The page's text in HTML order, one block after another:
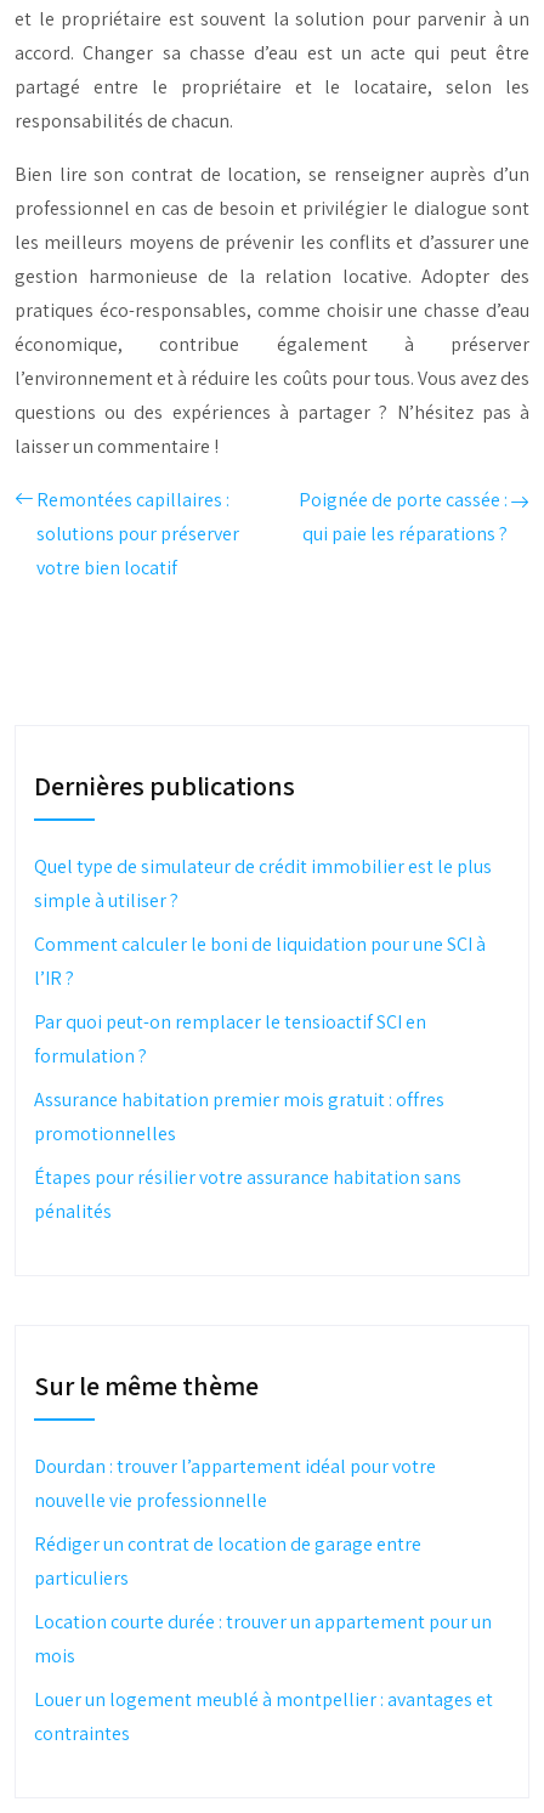
et le propriétaire est souvent la solution pour parvenir à un
accord. Changer sa chasse d’eau est un acte qui peut être
partagé entre le propriétaire et le locataire, selon les
responsabilités de chacun.
Bien lire son contrat de location, se renseigner auprès d’un
professionnel en cas de besoin et privilégier le dialogue sont
les meilleurs moyens de prévenir les conflits et d’assurer une
gestion harmonieuse de la relation locative. Adopter des
pratiques éco-responsables, comme choisir une chasse d’eau
économique, contribue également à préserver
l’environnement et à réduire les coûts pour tous. Vous avez des
questions ou des expériences à partager ? N’hésitez pas à
laisser un commentaire !
Remontées capillaires :
solutions pour préserver
votre bien locatif
Poignée de porte cassée :
qui paie les réparations ?
Dernières publications
Quel type de simulateur de crédit immobilier est le plus
simple à utiliser ?
Comment calculer le boni de liquidation pour une SCI à
l’IR ?
Par quoi peut-on remplacer le tensioactif SCI en
formulation ?
Assurance habitation premier mois gratuit : offres
promotionnelles
Étapes pour résilier votre assurance habitation sans
pénalités
Sur le même thème
Dourdan : trouver l’appartement idéal pour votre
nouvelle vie professionnelle
Rédiger un contrat de location de garage entre
particuliers
Location courte durée : trouver un appartement pour un
mois
Louer un logement meublé à montpellier : avantages et
contraintes